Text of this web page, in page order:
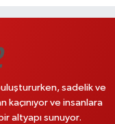
sadelik ve
ve insanlara
altyapı sunuyor.